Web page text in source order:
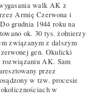
walk AK z
Armię Czerwona i
grudnia 1944 roku na
ok. 30 tys. żołnierzy
związanym z dalszym
gen. Okulicki
rozwiązaniu AK. Sam
przez
w tzw. procesie
w